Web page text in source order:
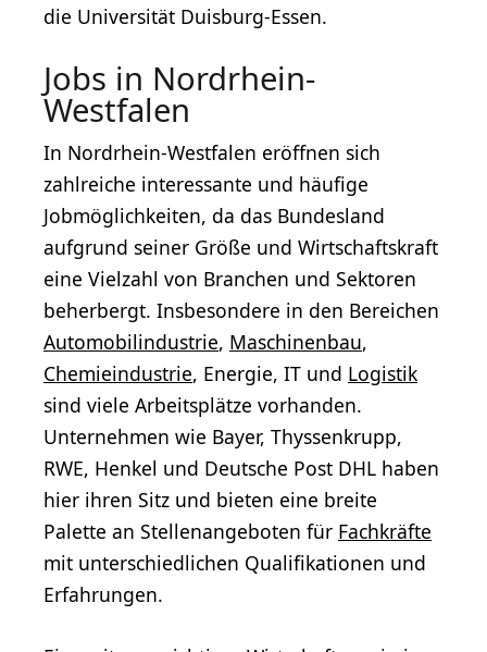
die Universität Duisburg-Essen.
Jobs in Nordrhein-
Westfalen
In Nordrhein-Westfalen eröffnen sich
zahlreiche interessante und häufige
Jobmöglichkeiten, da das Bundesland
aufgrund seiner Größe und Wirtschaftskraft
eine Vielzahl von Branchen und Sektoren
beherbergt. Insbesondere in den Bereichen
Automobilindustrie, Maschinenbau,
Chemieindustrie, Energie, IT und Logistik
sind viele Arbeitsplätze vorhanden.
Unternehmen wie Bayer, Thyssenkrupp,
RWE, Henkel und Deutsche Post DHL haben
hier ihren Sitz und bieten eine breite
Palette an Stellenangeboten für Fachkräfte
mit unterschiedlichen Qualifikationen und
Erfahrungen.